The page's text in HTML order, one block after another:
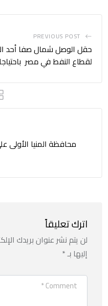
PREVIOUS POST
حقل الوصل شمال صفا أحد
لقطاع النفط في مصر باحتياجات تتجاوز
محافظة المنيا الأولى
اترك تعليقاً
لن يتم نشر عنوان بريدك
إليها بـ*